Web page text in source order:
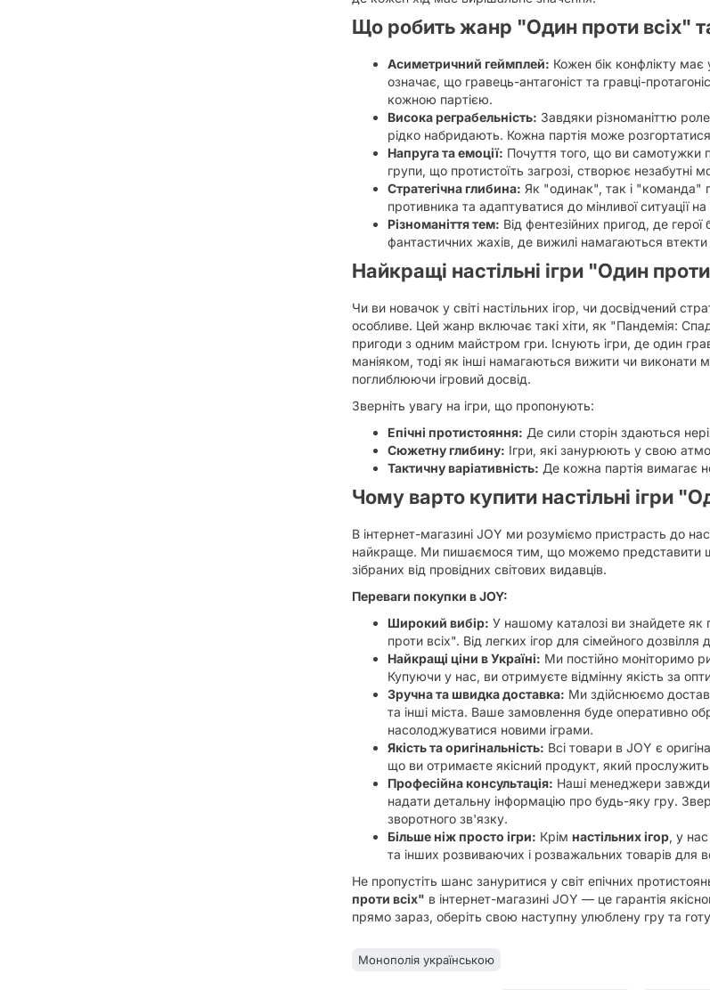
Що робить жанр "Один проти всіх"
Асиметричний геймплей: Кожен бік конфлікту має
означає, що гравець-антагоніст та гравці-
кожною партією.
Висока реграбельність: Завдяки різноманіттю
рідко набридають. Кожна партія може розгортатися
Напруга та емоції: Почуття того, що ви самотужки
групи, що протистоїть загрозі, створює незабутні
Стратегічна глибина: Як "одинак", так і "команда"
противника та адаптуватися до мінливої ситуації на
Різноманіття тем: Від фентезійних пригод, де
фантастичних жахів, де вижилі намагаються
Найкращі настільні ігри "Один
Чи ви новачок у світі настільних ігор, чи досвідчений
особливе. Цей жанр включає такі хіти, як "Пандемія:
пригоди з одним майстром гри. Існують ігри, де один
маніяком, тоді як інші намагаються вижити чи виконати
поглиблюючи ігровий досвід.
Зверніть увагу на ігри, що пропонують:
Епічні протистояння: Де сили сторін здаються
Сюжетну глибину: Ігри, які занурюють у свою
Тактичну варіативність: Де кожна партія вимагає
Чому варто купити настільні ігри
В інтернет-магазині JOY ми розуміємо пристрасть до
найкраще. Ми пишаємося тим, що можемо представити
зібраних від провідних світових видавців.
Переваги покупки в JOY:
Широкий вибір: У нашому каталозі ви знайдете як
проти всіх". Від легких ігор для сімейного
Найкращі ціни в Україні: Ми постійно моніторимо
Купуючи у нас, ви отримуєте відмінну якість за
Зручна та швидка доставка: Ми здійснюємо
та інші міста. Ваше замовлення буде оперативно
насолоджуватися новими іграми.
Якість та оригінальність: Всі товари в JOY є
що ви отримаєте якісний продукт, який
Професійна консультація: Наші менеджери завжди
надати детальну інформацію про будь-яку гру.
зворотного зв'язку.
Більше ніж просто ігри: Крім настільних ігор, у нас
та інших розвиваючих і розважальних товарів для
Не пропустіть шанс зануритися у світ епічних
проти всіх" в інтернет-магазині JOY — це гарантія
прямо зараз, оберіть свою наступну улюблену гру та
Монополія українською